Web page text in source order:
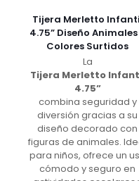
Tijera Merletto
4.75” Diseño Animales
Colores Surtidos
La
Tijera Merletto
4.75”
combina seguridad y
diversión gracias a su
diseño decorado con
figuras de animales.
para niños, ofrece un
cómodo y seguro en